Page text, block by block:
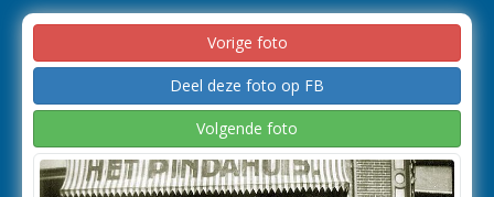
Vorige foto
Deel deze foto op FB
Volgende foto